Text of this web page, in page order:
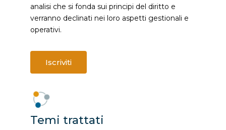
analisi che si fonda sui principi del diritto e
verranno declinati nei loro aspetti gestionali e
operativi.
Iscriviti
Temi trattati